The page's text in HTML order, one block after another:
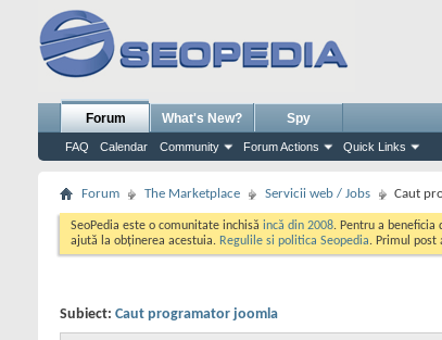
Forum
FAQ Calendar Community Forum Actions Quick Links
What's New? Spy
Forum The Marketplace Servicii web / Jobs Caut
SeoPedia este o comunitate inchisă incă din 2008. Pentru a
ajută la obținerea acestuia. Regulile si politica Seopedia. Primul post
Subiect: Caut programator joomla